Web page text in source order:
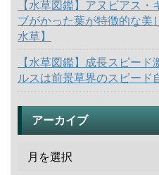
【水草図鑑】アヌビアス
ブがかった葉が特徴的な美
水草】
【水草図鑑】成長スピー
ルスは前景草界のスピード
アーカイブ